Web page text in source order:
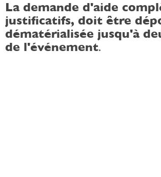
La demande d'aide
justificatifs, doit être
dématérialisée jusqu'à
de l'événement.